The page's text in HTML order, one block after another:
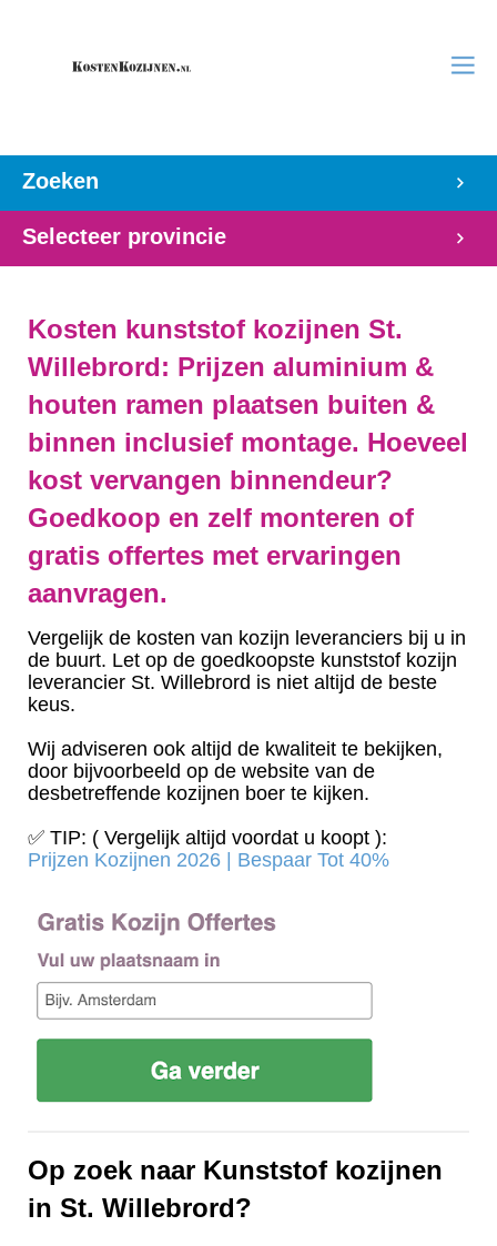
Zoeken
Selecteer provincie
Kosten kunststof kozijnen St.
Willebrord: Prijzen aluminium &
houten ramen plaatsen buiten &
binnen inclusief montage. Hoeveel
kost vervangen binnendeur?
Goedkoop en zelf monteren of
gratis offertes met ervaringen
aanvragen.
Vergelijk de kosten van kozijn leveranciers bij u in
de buurt. Let op de goedkoopste kunststof kozijn
leverancier St. Willebrord is niet altijd de beste
keus.
Wij adviseren ook altijd de kwaliteit te bekijken,
door bijvoorbeeld op de website van de
desbetreffende kozijnen boer te kijken.
✅ TIP: ( Vergelijk altijd voordat u koopt ):
Prijzen Kozijnen 2026 | Bespaar Tot 40%‎
Op zoek naar Kunststof kozijnen
in St. Willebrord?